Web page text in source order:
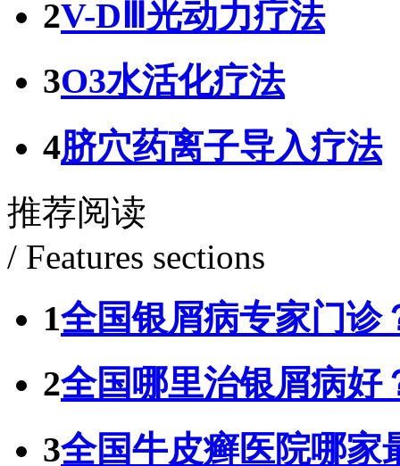
2V-DⅢ光动力疗法
3O3水活化疗法
4脐穴药离子导入疗法
推荐阅读
/ Features sections
1全国银屑病专家门诊
2全国哪里治银屑病好
3全国牛皮癣医院哪家